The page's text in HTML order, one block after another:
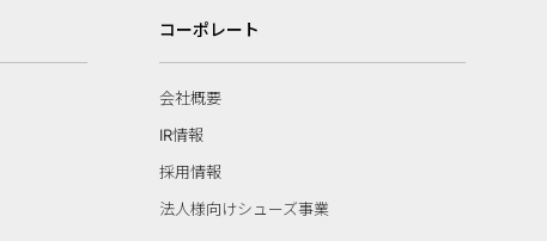
コーポレート
会社概要
IR情報
採用情報
法人様向けシューズ事業